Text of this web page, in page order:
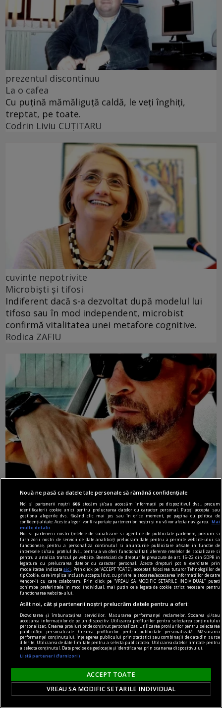
prezentul discontinuu
La o cafea
Cu puţină mămăliguţă caldă, le veţi înghiţi,
treptat, pe toate.
Codrin Liviu CUŢITARU
cuvinte nepotrivite
Microbiști și tifosi
Indiferent dacă s-a dezvoltat după modelul lui
tifoso sau în mod independent, microbist
confirmă vitalitatea unei metafore cognitive.
Rodica ZAFIU
prof, viața mea
Timpul blamării
Dar cînd vom reuși să facem asta, constructiv, nu
doar să ne facem auzite glasurile noastre
vitriolate?
Horia CORCHEŞ
Nouă ne pasă ca datele tale personale să rămână confidențiale
Noi și partenerii noștri606 stocăm și/sau accesăm informații pe dispozitivul dvs., precum
identificatorii cookie unici pentru prelucrarea datelor cu caracter personal. Puteți accepta sau
gestiona alegerile dvs. făcând clic mai jos sau în orice moment, pe pagina cu politica de
confidențialitate. Aceste alegeri vor fi raportate partenerilor noștri și nu vă vor afecta navigarea.
Mai
multe detalii
Noi si partenerii nostri (retelele de socializare si agentiile de publicitate partenere, precum si
furnizorii nostri de servicii de date analitice) prelucram date pentru a permite website-ului sa
functioneze, pentru a personaliza continutul si anunturile publicitare afisate in functie de
interesele si/sau profilul dvs., pentru a va oferi functionalitati aferente retelelor de socializare si
pentru a analiza traficul pe website. Beneficiati de drepturile prevazute de art. 15-22 din GDPR in
legatura cu prelucrarea datelor cu caracter personal. Aceste drepturi pot fi exercitate prin
modalitatea indicataaici
. Prin click pe “ACCEPT TOATE”, acceptati folosirea tuturor Tehnologiilor de
tip Cookie, care implica inclusiv acceptul dvs. cu privire la stocarea/accesarea informatiilor de catre
Vendor-ii cu care colaboram. Prin click pe “VREAU SA MODIFIC SETARILE INDIVIDUAL” puteti
schimba preferintele in mod individual, mai putin cele legate de cookie strict necesare pentru
functionarea website-ului.
Atât noi, cât și partenerii noștri prelucrăm datele pentru a oferi:
Dezvoltarea și îmbunătățirea serviciilor. Măsurarea performanței reclamelor. Stocarea și/sau
accesarea informațiilor de pe un dispozitiv. Utilizarea profilurilor pentru selectarea conținutului
personalizat. Crearea profilurilor de conținut personalizat. Utilizarea profilurilor pentru selectarea
publicității personalizate. Crearea profilurilor pentru publicitate personalizată. Măsurarea
performanței conținutului. Înțelegerea publicului prin statistici sau combinații de date din surse
diferite. Utilizarea de date limitate pentru a selecta publicitatea. Utilizarea datelor limitate pentru
a selecta conținutul. Date precise de geolocație și identificarea prin scanarea dispozitivului.
Listă parteneri (furnizori)
ACCEPT TOATE
VREAU SA MODIFIC SETARILE INDIVIDUAL